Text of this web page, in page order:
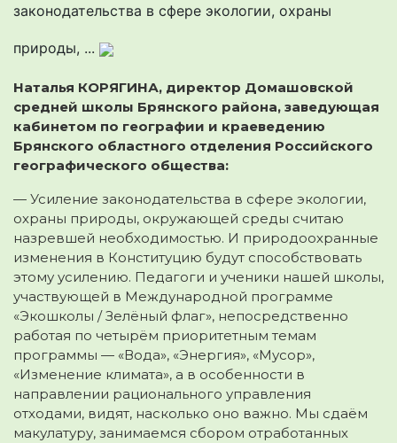
законодательства в сфере экологии, охраны
природы, ...
Наталья КОРЯГИНА, директор Домашовской
средней школы Брянского района, заведующая
кабинетом по географии и краеведению
Брянского областного отделения Российского
географического общества:
— Усиление законодательства в сфере экологии,
охраны природы, окружающей среды считаю
назревшей необходимостью. И природоохранные
изменения в Конституцию будут способствовать
этому усилению. Педагоги и ученики нашей школы,
участвующей в Международной программе
«Экошколы / Зелёный флаг», непосредственно
работая по четырём приоритетным темам
программы — «Вода», «Энергия», «Мусор»,
«Изменение климата», а в особенности в
направлении рационального управления
отходами, видят, насколько оно важно. Мы сдаём
макулатуру, занимаемся сбором отработанных